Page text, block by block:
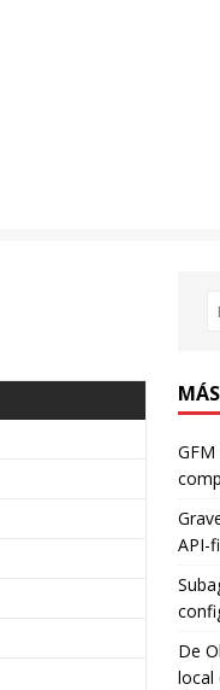
API-
De
local